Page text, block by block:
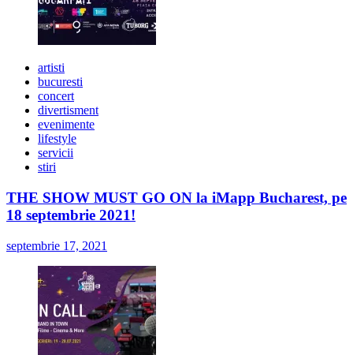
artisti
bucuresti
concert
divertisment
evenimente
lifestyle
servicii
stiri
THE SHOW MUST GO ON la iMapp Bucharest, pe
18 septembrie 2021!
septembrie 17, 2021